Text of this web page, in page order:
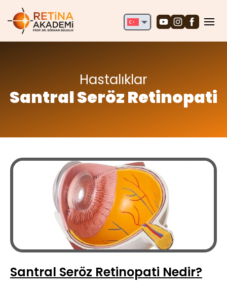
Türkçe
Hastalıklar
Santral Seröz Retinopati
Santral Seröz Retinopati Nedir?